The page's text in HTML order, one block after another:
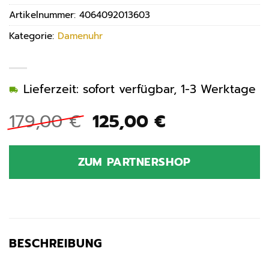
179,00€ Ursprünglicher
Preis
war:
179,00 €
125,00 €Aktueller
ist:
125,00 €.
Lieferzeit: sofort verfügbar, 1-3 Werktage
ZUM PARTNERSHOP
Artikelnummer: 4064092013603
Kategorie: Damenuhr
BESCHREIBUNG